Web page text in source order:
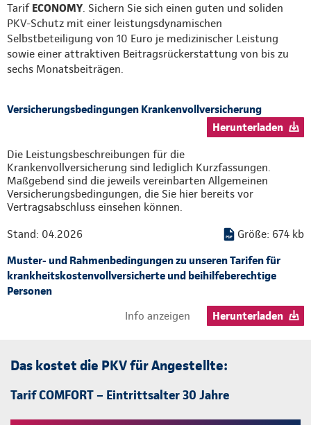
Tarif ECONOMY . Sichern Sie sich einen guten und soliden
PKV-Schutz mit einer leistungsdynamischen
Selbstbeteiligung von 10 Euro je medizinischer Leistung
sowie einer attraktiven Beitragsrückerstattung von bis zu
sechs Monatsbeiträgen.
Versicherungsbedingungen Krankenvollversicherung
Herunterladen
Die Leistungsbeschreibungen für die
Krankenvollversicherung sind lediglich Kurzfassungen.
Maßgebend sind die jeweils vereinbarten Allgemeinen
Versicherungsbedingungen, die Sie hier bereits vor
Vertragsabschluss einsehen können.
Stand: 04.2026
Größe: 674 kb
Muster- und Rahmenbedingungen zu unseren Tarifen für
krankheitskostenvollversicherte und beihilfeberechtige
Personen
Info anzeigen
Herunterladen
Das kostet die PKV für Angestellte:
Tarif COMFORT – Eintrittsalter 30 Jahre